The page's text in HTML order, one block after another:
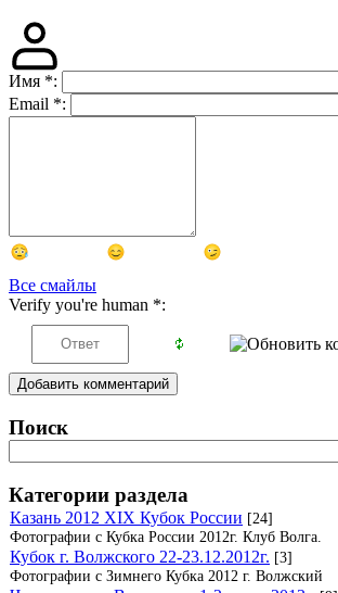
Имя *:
Email *:
Все смайлы
Verify you're human *:
Добавить комментарий
Поиск
Категории раздела
Казань 2012 XIX Кубок России [24]
Фотографии с Кубка России 2012г. Клуб Волга.
Кубок г. Волжского 22-23.12.2012г. [3]
Фотографии с Зимнего Кубка 2012 г. Волжский